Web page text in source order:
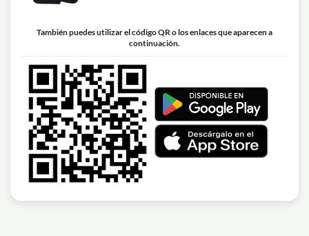
También puedes utilizar el código QR o los enlaces que aparecen a
continuación.